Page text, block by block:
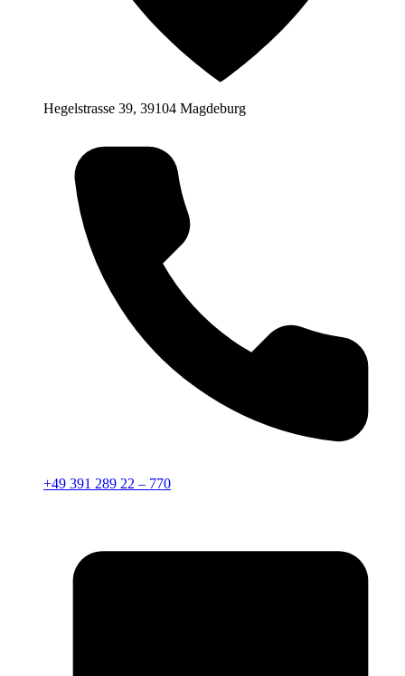
Hegelstrasse 39, 39104 Magdeburg
+49 391 289 22 – 770